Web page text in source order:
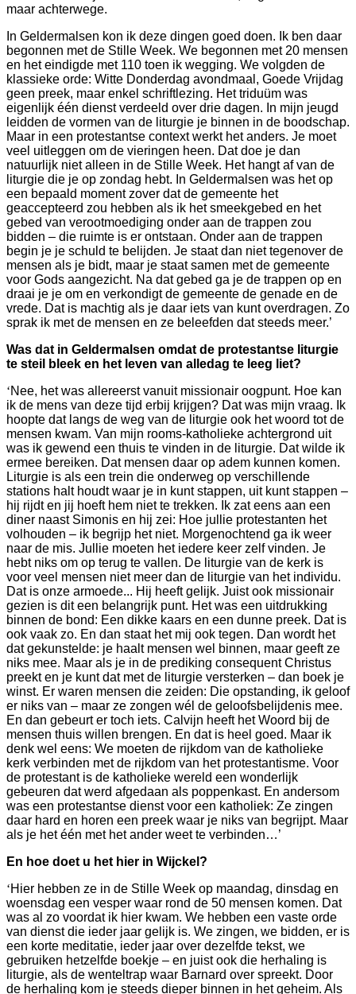
maar achterwege.
In Geldermalsen kon ik deze dingen goed doen. Ik ben daar
begonnen met de Stille Week. We begonnen met 20 mensen
en het eindigde met 110 toen ik wegging. We volgden de
klassieke orde: Witte Donderdag avondmaal, Goede Vrijdag
geen preek, maar enkel schriftlezing. Het triduüm was
eigenlijk één dienst verdeeld over drie dagen. In mijn jeugd
leidden de vormen van de liturgie je binnen in de boodschap.
Maar in een protestantse context werkt het anders. Je moet
veel uitleggen om de vieringen heen. Dat doe je dan
natuurlijk niet alleen in de Stille Week. Het hangt af van de
liturgie die je op zondag hebt. In Geldermalsen was het op
een bepaald moment zover dat de gemeente het
geaccepteerd zou hebben als ik het smeekgebed en het
gebed van verootmoediging onder aan de trappen zou
bidden – die ruimte is er ontstaan. Onder aan de trappen
begin je je schuld te belijden. Je staat dan niet tegenover de
mensen als je bidt, maar je staat samen met de gemeente
voor Gods aangezicht. Na dat gebed ga je de trappen op en
draai je je om en verkondigt de gemeente de genade en de
vrede. Dat is machtig als je daar iets van kunt overdragen. Zo
sprak ik met de mensen en ze beleefden dat steeds meer.’
Was dat in Geldermalsen omdat de protestantse liturgie
te steil bleek en het leven van alledag te leeg liet?
‘Nee, het was allereerst vanuit missionair oogpunt. Hoe kan
ik de mens van deze tijd erbij krijgen? Dat was mijn vraag. Ik
hoopte dat langs de weg van de liturgie ook het woord tot de
mensen kwam. Van mijn rooms-katholieke achtergrond uit
was ik gewend een thuis te vinden in de liturgie. Dat wilde ik
ermee bereiken. Dat mensen daar op adem kunnen komen.
Liturgie is als een trein die onderweg op verschillende
stations halt houdt waar je in kunt stappen, uit kunt stappen –
hij rijdt en jij hoeft hem niet te trekken. Ik zat eens aan een
diner naast Simonis en hij zei: Hoe jullie protestanten het
volhouden – ik begrijp het niet. Morgenochtend ga ik weer
naar de mis. Jullie moeten het iedere keer zelf vinden. Je
hebt niks om op terug te vallen. De liturgie van de kerk is
voor veel mensen niet meer dan de liturgie van het individu.
Dat is onze armoede... Hij heeft gelijk. Juist ook missionair
gezien is dit een belangrijk punt. Het was een uitdrukking
binnen de bond: Een dikke kaars en een dunne preek. Dat is
ook vaak zo. En dan staat het mij ook tegen. Dan wordt het
dat gekunstelde: je haalt mensen wel binnen, maar geeft ze
niks mee. Maar als je in de prediking consequent Christus
preekt en je kunt dat met de liturgie versterken – dan boek je
winst. Er waren mensen die zeiden: Die opstanding, ik geloof
er niks van – maar ze zongen wél de geloofsbelijdenis mee.
En dan gebeurt er toch iets. Calvijn heeft het Woord bij de
mensen thuis willen brengen. En dat is heel goed. Maar ik
denk wel eens: We moeten de rijkdom van de katholieke
kerk verbinden met de rijkdom van het protestantisme. Voor
de protestant is de katholieke wereld een wonderlijk
gebeuren dat werd afgedaan als poppenkast. En andersom
was een protestantse dienst voor een katholiek: Ze zingen
daar hard en horen een preek waar je niks van begrijpt. Maar
als je het één met het ander weet te verbinden…’
En hoe doet u het hier in Wijckel?
‘Hier hebben ze in de Stille Week op maandag, dinsdag en
woensdag een vesper waar rond de 50 mensen komen. Dat
was al zo voordat ik hier kwam. We hebben een vaste orde
van dienst die ieder jaar gelijk is. We zingen, we bidden, er is
een korte meditatie, ieder jaar over dezelfde tekst, we
gebruiken hetzelfde boekje – en juist ook die herhaling is
liturgie, als de wenteltrap waar Barnard over spreekt. Door
de herhaling kom je steeds dieper binnen in het geheim. Als